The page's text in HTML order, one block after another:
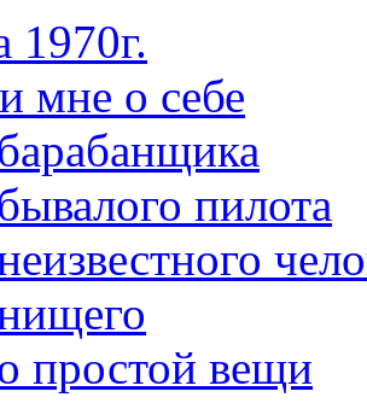
1970г.
мне о себе
пилота
простой вещи